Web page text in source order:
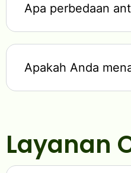
Apa perbedaan
Apakah Anda
Layanan